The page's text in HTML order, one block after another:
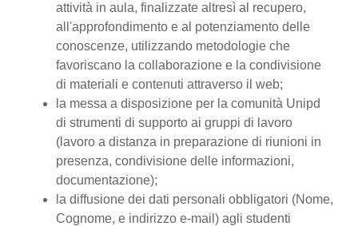
attività in aula, finalizzate altresì al recupero,
all'approfondimento e al potenziamento delle
conoscenze, utilizzando metodologie che
favoriscano la collaborazione e la condivisione
di materiali e contenuti attraverso il web;
la messa a disposizione per la comunità Unipd
di strumenti di supporto ai gruppi di lavoro
(lavoro a distanza in preparazione di riunioni in
presenza, condivisione delle informazioni,
documentazione);
la diffusione dei dati personali obbligatori (Nome,
Cognome, e indirizzo e-mail) agli studenti